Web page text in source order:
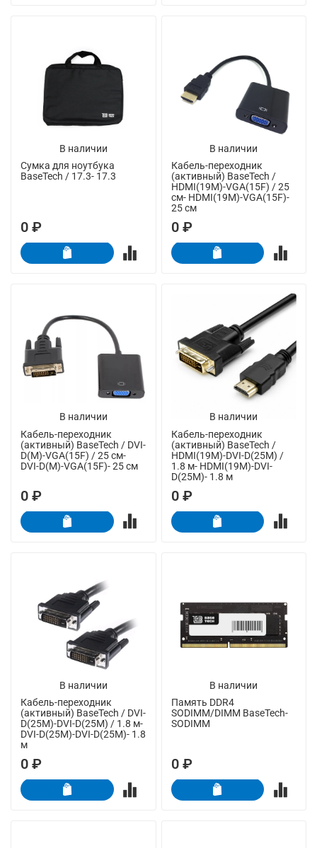
В наличии
Сумка для ноутбука
BaseTech / 17.3- 17.3
0 ₽
В наличии
Кабель-переходник
(активный) BaseTech /
HDMI(19M)-VGA(15F) / 25
см- HDMI(19M)-VGA(15F)-
25 см
0 ₽
В наличии
Кабель-переходник
(активный) BaseTech / DVI-
D(M)-VGA(15F) / 25 см-
DVI-D(M)-VGA(15F)- 25 см
0 ₽
В наличии
Кабель-переходник
(активный) BaseTech /
HDMI(19M)-DVI-D(25M) /
1.8 м- HDMI(19M)-DVI-
D(25M)- 1.8 м
0 ₽
В наличии
Кабель-переходник
(активный) BaseTech / DVI-
D(25M)-DVI-D(25M) / 1.8 м-
DVI-D(25M)-DVI-D(25M)- 1.8
м
0 ₽
В наличии
Память DDR4
SODIMM/DIMM BaseTech-
SODIMM
0 ₽